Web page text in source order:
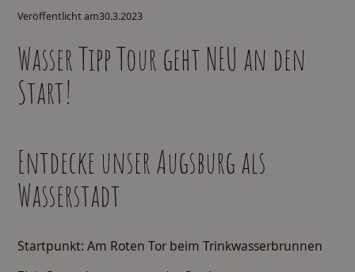
Veröffentlicht am30.3.2023
Wasser Tipp Tour geht NEU an den
Start!
Entdecke unser Augsburg als
Wasserstadt
Startpunkt: Am Roten Tor beim Trinkwasserbrunnen